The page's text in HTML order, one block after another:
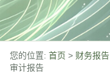
您的位置: 首页 > 财务报告
审计报告